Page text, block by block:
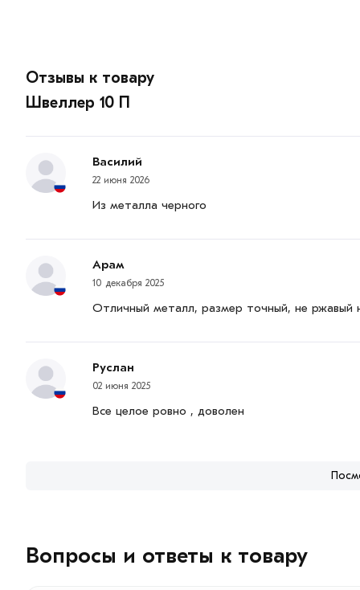
Отзывы к товару
Швеллер 10 П
Василий
22 июня 2026
Из металла черного
Арам
10 декабря 2025
Отличный металл, размер точный, не ржавый
Руслан
02 июня 2025
Все целое ровно , доволен
Вопросы и ответы к товару